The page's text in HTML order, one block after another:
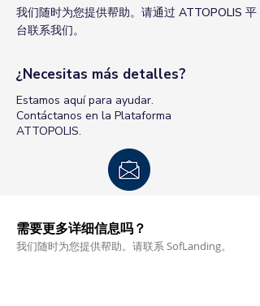
我们随时为您提供帮助。请通过 ATTOPOLIS 平
台联系我们。
¿Necesitas más detalles?
Estamos aquí para ayudar.
Contáctanos en la Plataforma
ATTOPOLIS.
需要更多详细信息吗？
我们随时为您提供帮助。请联系 SofLanding。